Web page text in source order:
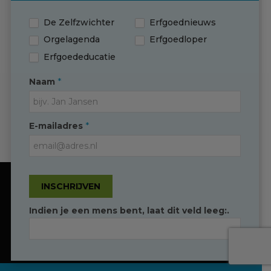
Onze website gebruikt cookies om de
Contact
Contact
T (0595) 749 330
De Zelfzwichter
Erfgoednieuws
Orgelagenda
Erfgoedloper
Erfgoededucatie
Naam *
E-mailadres *
INSCHRIJVEN
Indien je een mens bent, laat dit veld leeg:.